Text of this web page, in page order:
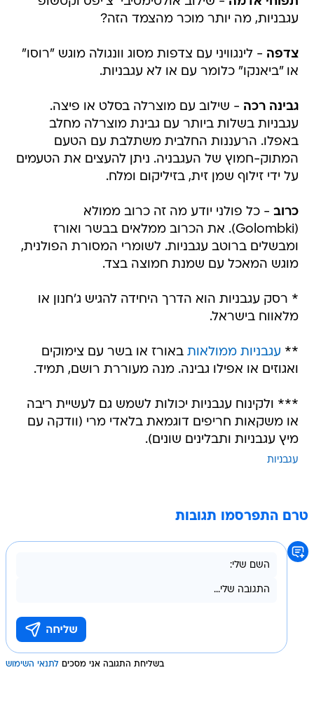
עגבניות, מה יותר מוכר מהצמד הזה?
צדפה - לינגוויני עם צדפות מסוג וונגולה מוגש "רוסו"
או "ביאנקו" כלומר עם או לא עגבניות.
גבינה רכה - שילוב עם מוצרלה בסלט או פיצה.
עגבניות בשלות ביותר עם גבינת מוצרלה מחלב
באפלו. הרעננות החלבית משתלבת עם הטעם
המתוק-חמוץ של העגבניה. ניתן להעצים את הטעמים
על ידי זילוף שמן זית, בזיליקום ומלח.
כרוב - כל פולני יודע מה זה כרוב ממולא
(Golombki). את הכרוב ממלאים בבשר ואורז
ומבשלים ברוטב עגבניות. לשומרי המסורת הפולנית,
מוגש המאכל עם שמנת חמוצה בצד.
* רסק עגבניות הוא הדרך היחידה להגיש ג'חנון או
מלאווח בישראל.
** עגבניות ממולאות באורז או בשר עם צימוקים
ואגוזים או אפילו גבינה. מנה מעוררת רושם, תמיד.
*** ולקינוח עגבניות יכולות לשמש גם לעשיית ריבה
או משקאות חריפים דוגמאת בלאדי מרי (וודקה עם
מיץ עגבניות ותבלינים שונים).
עגבניות
טרם התפרסמו תגובות
בשליחת התגובה אני מסכים לתנאי השימוש